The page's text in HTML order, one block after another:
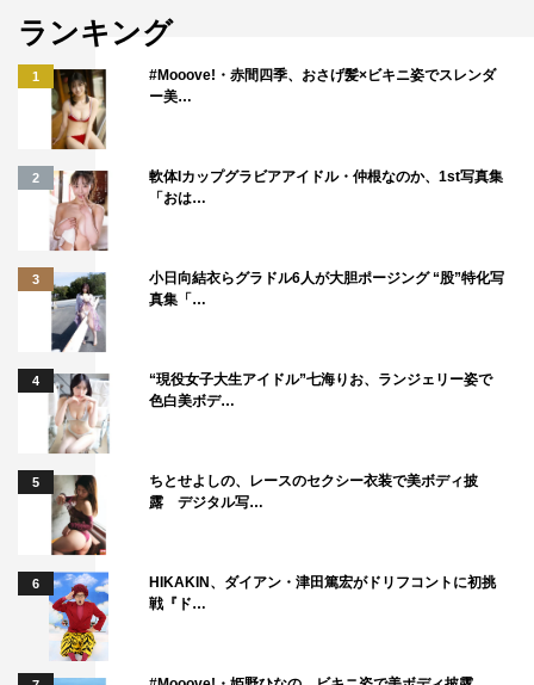
ランキング
1
#Mooove!・赤間四季、おさげ髪×ビキニ姿でスレンダ
ー美…
2
軟体Iカップグラビアアイドル・仲根なのか、1st写真集
「おは…
3
小日向結衣らグラドル6人が大胆ポージング “股”特化写
真集「…
4
“現役女子大生アイドル”七海りお、ランジェリー姿で
色白美ボデ…
5
ちとせよしの、レースのセクシー衣装で美ボディ披
露 デジタル写…
6
HIKAKIN、ダイアン・津田篤宏がドリフコントに初挑
戦『ド…